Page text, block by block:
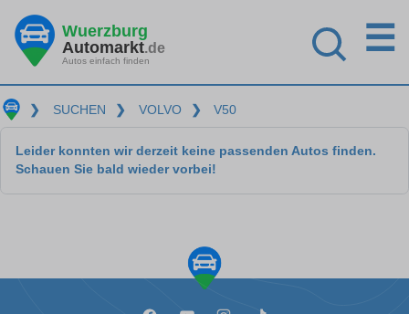
Wuerzburg
Automarkt.de
Autos einfach finden
☰
❯ SUCHEN ❯ VOLVO ❯ V50
Leider konnten wir derzeit keine passenden Autos finden.
Schauen Sie bald wieder vorbei!